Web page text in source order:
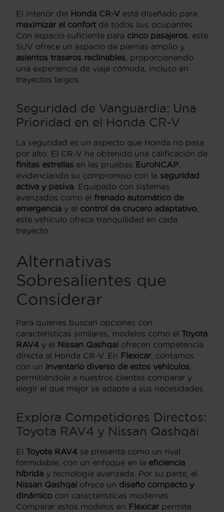
El interior del Honda CR-V está diseñado para
maximizar el confort de todos sus ocupantes.
Con espacio suficiente para cinco pasajeros , este
SUV ofrece un espacio de piernas amplio y
asientos traseros reclinables , proporcionando
una experiencia de viaje cómoda, incluso en
trayectos largos.
Seguridad de Vanguardia: Una
Prioridad en el Honda CR-V
La seguridad es un aspecto que Honda no pasa
por alto. El CR-V ha obtenido una calificación de
finitas estrellas en las pruebas EuroNCAP
evidenciando su compromiso con la seguridad
activa y pasiva . Equipado con sistemas
avanzados como el frenado automático de
emergencia y el control de crucero adaptativo
este vehículo ofrece tranquilidad en cada
trayecto.
Alternativas
Sobresalientes que
Considerar
Para quienes buscan opciones con
características similares, modelos como el Toyota
RAV4 y el Nissan Qashqai ofrecen competencia
directa al Honda CR-V. En Flexicar, contamos
con un inventario diverso de estos vehículos
permitiéndole a nuestros clientes comparar y
elegir el que mejor se adapte a sus necesidades.
Explora Competidores Directos:
Toyota RAV4 y Nissan Qashqai
El Toyota RAV4 se presenta como un rival
formidable, con un enfoque en la eficiencia
híbrida y tecnología avanzada. Por su parte, el
Nissan Qashqai ofrece un diseño compacto y
dinámico con características modernas.
Comparar estos modelos en Flexicarpermite